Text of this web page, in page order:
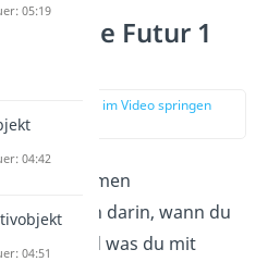
Futur 1
2
zur Stelle im Video springen
Zeitformen
sich darin, wann du
und was du mit
05:19
04:42
04:51